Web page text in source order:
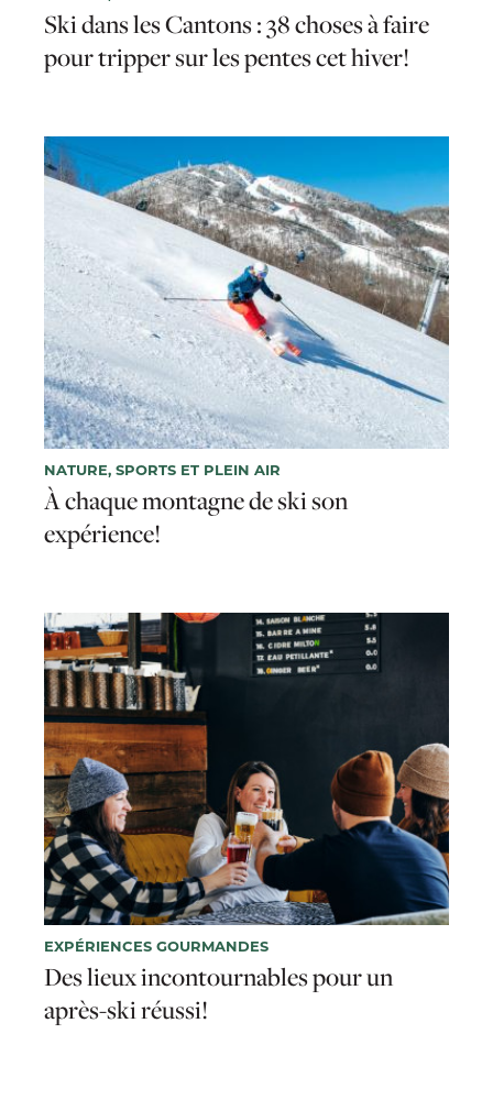
Ski dans les Cantons : 38 choses à faire
pour tripper sur les pentes cet hiver!
NATURE, SPORTS ET PLEIN AIR
À chaque montagne de ski son
expérience!
EXPÉRIENCES GOURMANDES
Des lieux incontournables pour un
après-ski réussi!